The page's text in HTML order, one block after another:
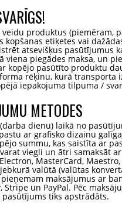
veidu produktus (piemēram,
kopšanas etiķetes vai
atsevišķus pasūtījumus
viena piegādes maksa, un
kopējo pasūtīto produktu
rēķinu, kurā transporta
iepakojuma tilpuma /
METODES
dienu) laikā no
ar grafisko dizainu
summu, kas saistīta ar
viegli un ātri samaksāt
MasterCard,
valūtā (valūtas
maksājumus ar
un PayPal. Pēc
pasūtījums tiks apstrādāts.